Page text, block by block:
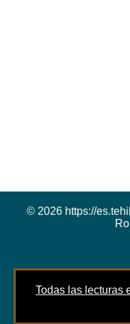
© 2026 https://
Todas las lecturas